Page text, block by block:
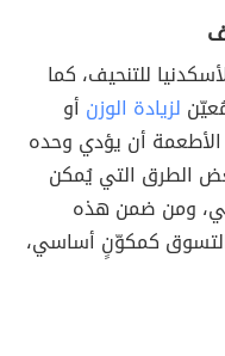
للتنحيف، كما
لزيادة الوزن أو
الأطعمة أن يؤدي وحده
الطرق التي يُمكن
ومن ضمن هذه
كمكوّنٍ أساسي،